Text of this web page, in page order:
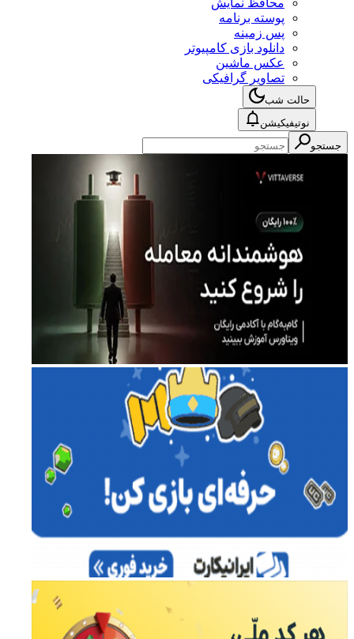
محافظ نمایش
پوسته برنامه
پس زمینه
دانلود بازی کامپیوتر
عکس ماشین
تصاویر گرافیکی
حالت شب
نوتیفیکیشن
جستجو